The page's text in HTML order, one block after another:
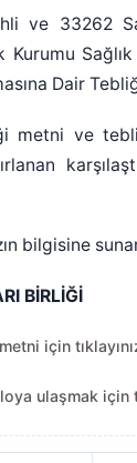
ve 33262
Kurumu
Dair
metni ve
bilgisine
BİRLİĞİ
için
ulaşmak için